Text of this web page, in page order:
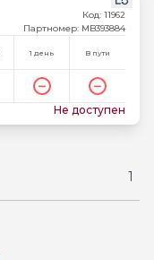
Код: 11962
Партномер: MB393884
1 день В пути
Не доступен
1